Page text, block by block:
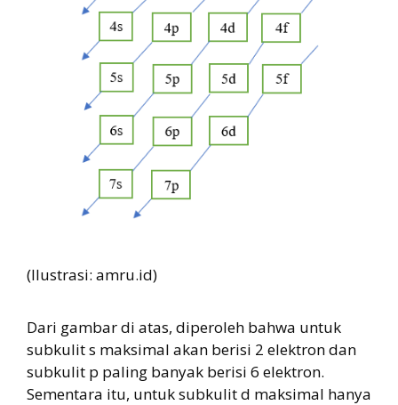
(Ilustrasi: amru.id)
Dari gambar di atas, diperoleh bahwa untuk
subkulit s maksimal akan berisi 2 elektron dan
subkulit p paling banyak berisi 6 elektron.
Sementara itu, untuk subkulit d maksimal hanya